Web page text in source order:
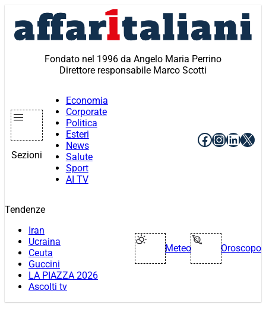
contenuto
Fondato nel 1996 da Angelo Maria Perrino
Direttore responsabile Marco Scotti
Sezioni
Economia
Corporate
Politica
Esteri
News
Salute
Sport
AI TV
Facebook
X
Tendenze
Iran
Ucraina
Ceuta
Guccini
LA PIAZZA 2026
Ascolti tv
Meteo Oroscopo